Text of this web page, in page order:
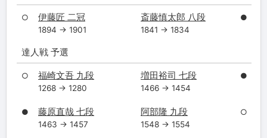
○ 伊藤匠 二冠
1894 → 1901
斎藤慎太郎 八段
1841 → 1834
●
達人戦 予選
○ 福崎文吾 九段
1268 → 1280
増田裕司 七段
1466 → 1454
●
● 藤原直哉 七段
1463 → 1457
阿部隆 九段
1548 → 1554
○